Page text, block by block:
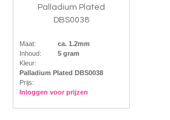
Palladium Plated
DBS0038
Maat:
ca. 1.2mm
Inhoud:
5 gram
Kleur:
Palladium Plated DBS0038
Prijs:
Inloggen voor prijzen